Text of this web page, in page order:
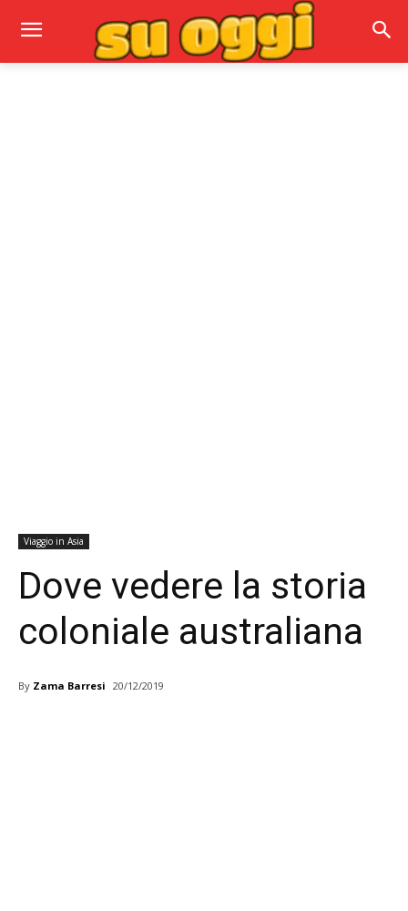
Viaggio in Asia
Dove vedere la storia
coloniale australiana
By Zama Barresi 20/12/2019